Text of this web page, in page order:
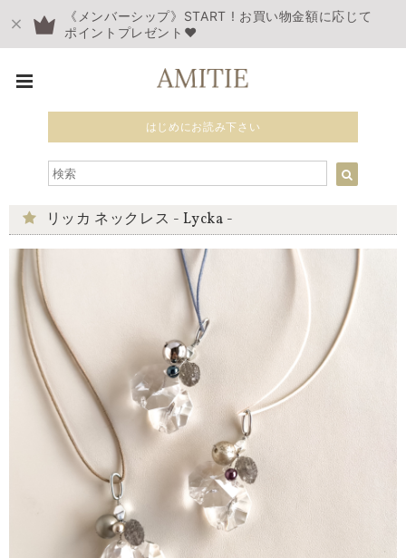
《メンバーシップ》START ! お買い物金額に応じて
ポイントプレゼント❤︎
はじめにお読み下さい
リッカ ネックレス - Lycka -